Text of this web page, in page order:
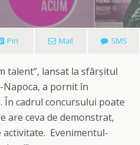
Pin Mail SMS
talent”, lansat la sfârșitul
a pornit în
În cadrul concursului poate
are ceva de demonstrat,
Evenimentul-